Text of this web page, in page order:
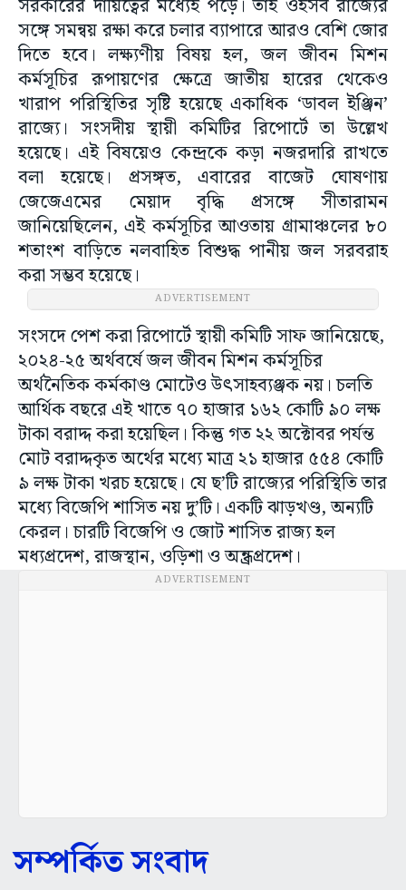
সরকারের দায়িত্বের মধ্যেই পড়ে। তাই ওইসব রাজ্যের
সঙ্গে সমন্বয় রক্ষা করে চলার ব্যাপারে আরও বেশি জোর
দিতে হবে। লক্ষ্যণীয় বিষয় হল, জল জীবন মিশন
কর্মসূচির রূপায়ণের ক্ষেত্রে জাতীয় হারের থেকেও
খারাপ পরিস্থিতির সৃষ্টি হয়েছে একাধিক ‘ডাবল ইঞ্জিন’
রাজ্যে। সংসদীয় স্থায়ী কমিটির রিপোর্টে তা উল্লেখ
হয়েছে। এই বিষয়েও কেন্দ্রকে কড়া নজরদারি রাখতে
বলা হয়েছে। প্রসঙ্গত, এবারের বাজেট ঘোষণায়
জেজেএমের মেয়াদ বৃদ্ধি প্রসঙ্গে সীতারামন
জানিয়েছিলেন, এই কর্মসূচির আওতায় গ্রামাঞ্চলের ৮০
শতাংশ বাড়িতে নলবাহিত বিশুদ্ধ পানীয় জল সরবরাহ
করা সম্ভব হয়েছে।
ADVERTISEMENT
সংসদে পেশ করা রিপোর্টে স্থায়ী কমিটি সাফ জানিয়েছে,
২০২৪-২৫ অর্থবর্ষে জল জীবন মিশন কর্মসূচির
অর্থনৈতিক কর্মকাণ্ড মোটেও উৎসাহব্যঞ্জক নয়। চলতি
আর্থিক বছরে এই খাতে ৭০ হাজার ১৬২ কোটি ৯০ লক্ষ
টাকা বরাদ্দ করা হয়েছিল। কিন্তু গত ২২ অক্টোবর পর্যন্ত
মোট বরাদ্দকৃত অর্থের মধ্যে মাত্র ২১ হাজার ৫৫৪ কোটি
৯ লক্ষ টাকা খরচ হয়েছে। যে ছ’টি রাজ্যের পরিস্থিতি তার
মধ্যে বিজেপি শাসিত নয় দু’টি। একটি ঝাড়খণ্ড, অন্যটি
কেরল। চারটি বিজেপি ও জোট শাসিত রাজ্য হল
মধ্যপ্রদেশ, রাজস্থান, ওড়িশা ও অন্ধ্রপ্রদেশ।
ADVERTISEMENT
সম্পর্কিত সংবাদ